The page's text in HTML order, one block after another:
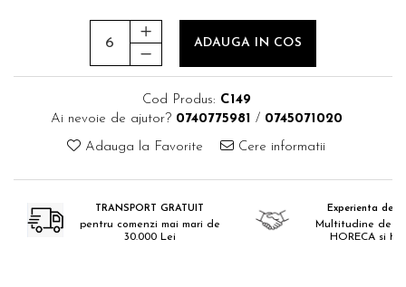
ADAUGA IN COS
Cod Produs: C149
Ai nevoie de ajutor? 0740775981 / 0745071020
Adauga la Favorite Cere informatii
TRANSPORT GRATUIT
pentru comenzi mai mari de
30.000 Lei
Experienta de
Multitudine de
HORECA si